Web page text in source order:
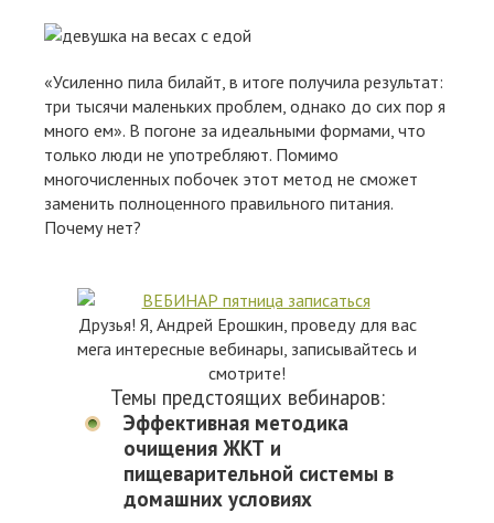
«Усиленно пила билайт, в итоге получила результат:
три тысячи маленьких проблем, однако до сих пор я
много ем». В погоне за идеальными формами, что
только люди не употребляют. Помимо
многочисленных побочек этот метод не сможет
заменить полноценного правильного питания.
Почему нет?
Друзья! Я, Андрей Ерошкин, проведу для вас
мега интересные вебинары, записывайтесь и
смотрите!
Темы предстоящих вебинаров:
Эффективная методика
очищения ЖКТ и
пищеварительной системы в
домашних условиях